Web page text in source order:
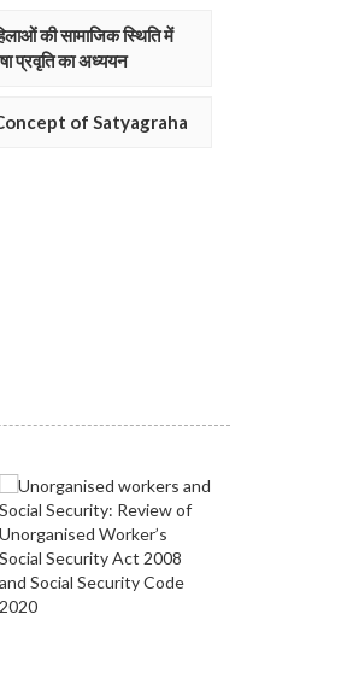
की सामाजिक स्थिति में
प्रवृति का अध्ययन
of Satyagraha